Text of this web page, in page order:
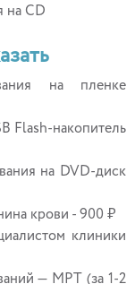
на CD
на пленке
Flash-накопитель
на DVD-диск
крови - 900 ₽
клиники
— МРТ (за 1-2